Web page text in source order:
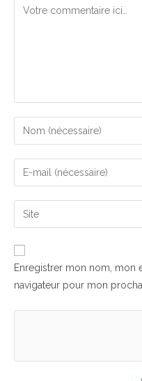
Comment
Enter
your
name
comment
Enter
your
email
address
comment
Saisir
l’URL
de
Enregistrer mon nom, mon
navigateur pour mon